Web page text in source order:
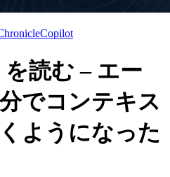
Copilot
を読む – エー
でコンテキス
ようになった